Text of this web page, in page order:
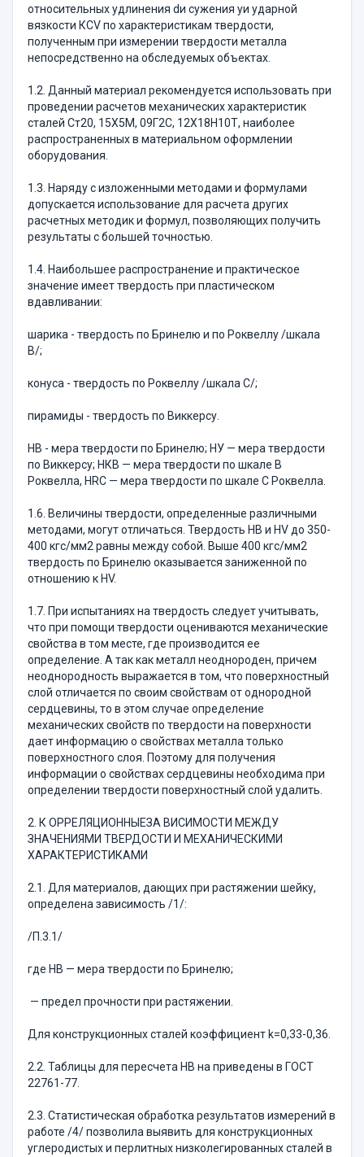
относительных удлинения dи сужения yи ударной
вязкости КСV по характеристикам твердости,
полученным при измерении твердости металла
непосредственно на обследуемых объектах.
1.2. Данный материал рекомендуется использовать при
проведении расчетов механических характеристик
сталей Ст20, 15Х5М, 09Г2С, 12Х18Н10Т, наиболее
распространенных в материальном оформлении
оборудования.
1.3. Наряду с изложенными методами и формулами
допускается использование для расчета других
расчетных методик и формул, позволяющих получить
результаты с большей точностью.
1.4. Наибольшее распространение и практическое
значение имеет твердость при пластическом
вдавливании:
шарика - твердость по Бринелю и по Роквеллу /шкала
В/;
конуса - твердость по Роквеллу /шкала С/;
пирамиды - твердость по Виккерсу.
НВ - мера твердости по Бринелю; НУ — мера твердости
по Виккерсу; НКВ — мера твердости по шкале В
Роквелла, НRC — мера твердости по шкале С Роквелла.
1.6. Величины твердости, определенные различными
методами, могут отличаться. Твердость НВ и НV до 350-
400 кгс/мм2 равны между собой. Выше 400 кгс/мм2
твердость по Бринелю оказывается заниженной по
отношению к НV.
1.7. При испытаниях на твердость следует учитывать,
что при помощи твердости оцениваются механические
свойства в том месте, где производится ее
определение. А так как металл неоднороден, причем
неоднородность выражается в том, что поверхностный
слой отличается по своим свойствам от однородной
сердцевины, то в этом случае определение
механических свойств по твердости на поверхности
дает информацию о свойствах металла только
поверхностного слоя. Поэтому для получения
информации о свойствах сердцевины необходима при
определении твердости поверхностный слой удалить.
2. К ОРРЕЛЯЦИОННЫЕЗА ВИСИМОСТИ МЕЖДУ
ЗНАЧЕНИЯМИ ТВЕРДОСТИ И МЕХАНИЧЕСКИМИ
ХАРАКТЕРИСТИКАМИ
2.1. Для материалов, дающих при растяжении шейку,
определена зависимость /1/:
/П.3.1/
где НВ — мера твердости по Бринелю;
— предел прочности при растяжении.
Для конструкционных сталей коэффициент k=0,33-0,36.
2.2. Таблицы для пересчета НВ на приведены в ГОСТ
22761-77.
2.3. Статистическая обработка результатов измерений в
работе /4/ позволила выявить для конструкционных
углеродистых и перлитных низколегированных сталей в